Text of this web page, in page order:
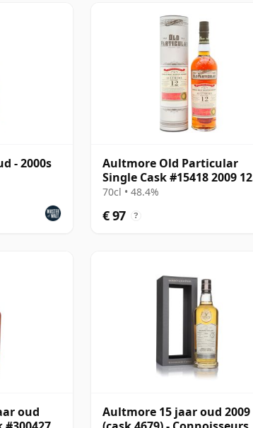
- 2000s
Aultmore Old Particular
Single Cask #15418 2009 12
jaar oud
70cl • 48.4%
€ 97 ?
oud
Aultmore 15 jaar oud 2009